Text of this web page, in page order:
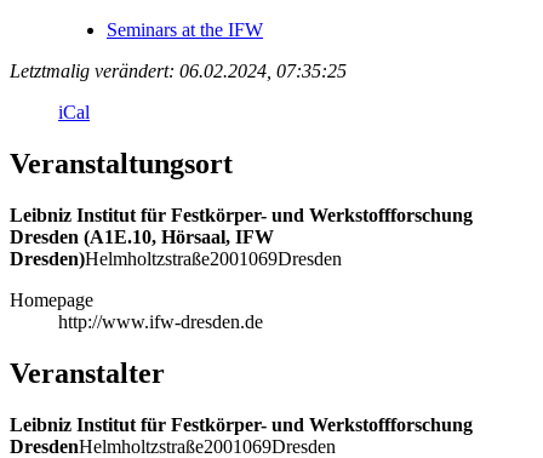
Seminars at the IFW
Letztmalig verändert: 06.02.2024, 07:35:25
iCal
Veranstaltungsort
Leibniz Institut für Festkörper- und Werkstoffforschung
Dresden (A1E.10, Hörsaal, IFW
Dresden)Helmholtzstraße2001069Dresden
Homepage
http://www.ifw-dresden.de
Veranstalter
Leibniz Institut für Festkörper- und Werkstoffforschung
DresdenHelmholtzstraße2001069Dresden